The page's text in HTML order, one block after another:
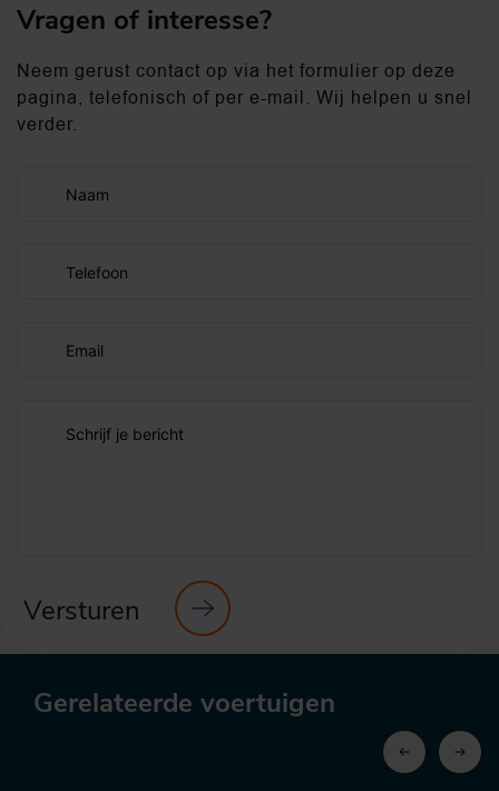
Vragen of interesse?
Neem gerust contact op via het formulier op deze
pagina, telefonisch of per e-mail. Wij helpen u snel
verder.
Naam
Telefoon
Email
Schrijf je bericht
Versturen
Gerelateerde voertuigen